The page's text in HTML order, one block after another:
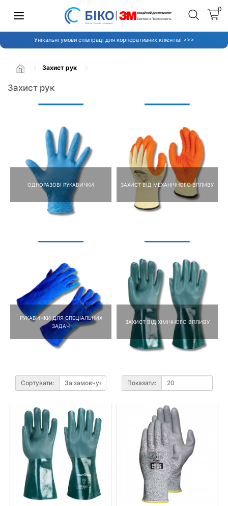
0
Унікальні умови співпраці для корпоративних клієнтів! >>>
Захист рук
Захист рук
ОДНОРАЗОВІ РУКАВИЧКИ ЗАХИСТ ВІД МЕХАНІЧНОГО ВПЛИВУ
РУКАВИЧКИ ДЛЯ СПЕЦІАЛЬНИХ
ЗАДАЧ
ЗАХИСТ ВІД ХІМІЧНОГО ВПЛИВУ
Сортувати: Показати: